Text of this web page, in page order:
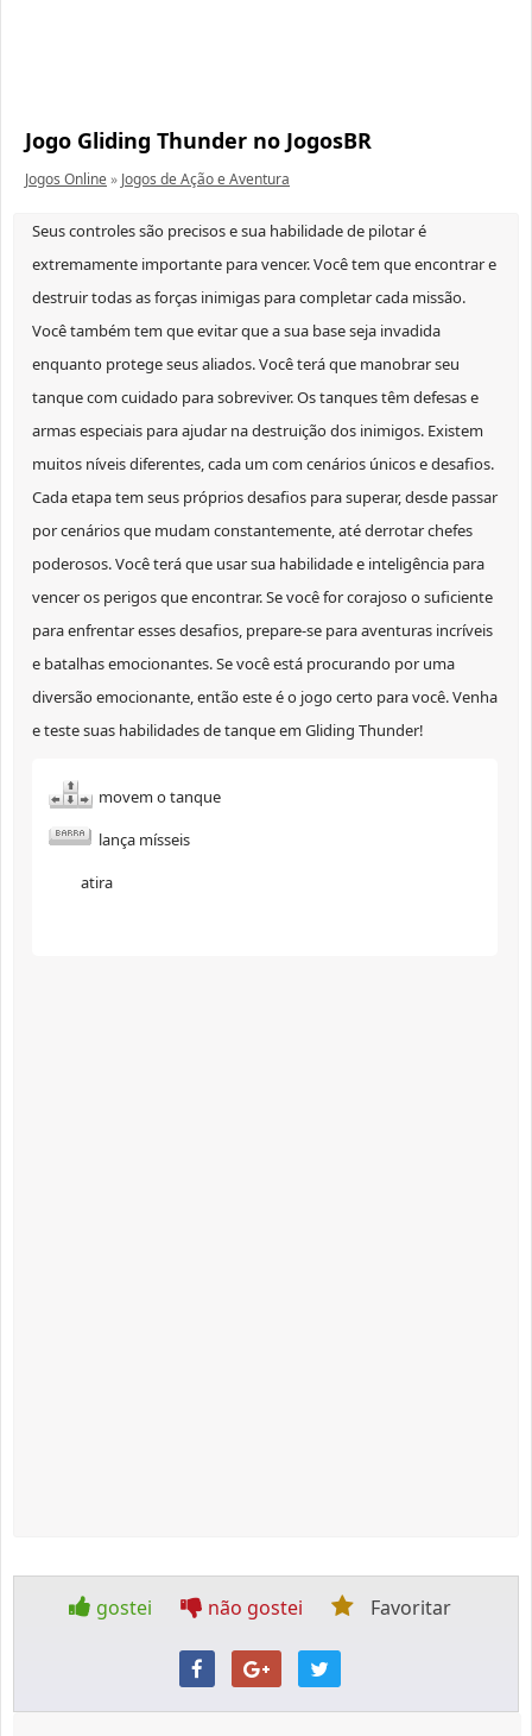
Jogo Gliding Thunder no JogosBR
Jogos Online» Jogos de Ação e Aventura
Seus controles são precisos e sua habilidade de pilotar é
extremamente importante para vencer. Você tem que encontrar e
destruir todas as forças inimigas para completar cada missão.
Você também tem que evitar que a sua base seja invadida
enquanto protege seus aliados. Você terá que manobrar seu
tanque com cuidado para sobreviver. Os tanques têm defesas e
armas especiais para ajudar na destruição dos inimigos. Existem
muitos níveis diferentes, cada um com cenários únicos e desafios.
Cada etapa tem seus próprios desafios para superar, desde passar
por cenários que mudam constantemente, até derrotar chefes
poderosos. Você terá que usar sua habilidade e inteligência para
vencer os perigos que encontrar. Se você for corajoso o suficiente
para enfrentar esses desafios, prepare-se para aventuras incríveis
e batalhas emocionantes. Se você está procurando por uma
diversão emocionante, então este é o jogo certo para você. Venha
e teste suas habilidades de tanque em Gliding Thunder!
movem o tanque
lança mísseis
atira
gostei não gostei Favoritar